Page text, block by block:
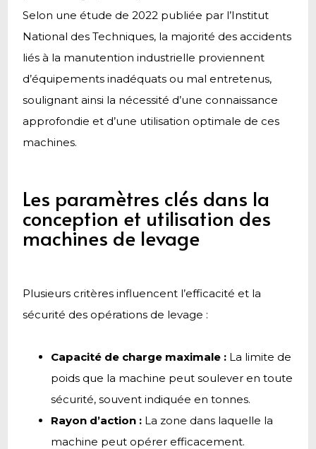
Selon une étude de 2022 publiée par l’Institut
National des Techniques, la majorité des accidents
liés à la manutention industrielle proviennent
d’équipements inadéquats ou mal entretenus,
soulignant ainsi la nécessité d’une connaissance
approfondie et d’une utilisation optimale de ces
machines.
Les paramètres clés dans la
conception et utilisation des
machines de levage
Plusieurs critères influencent l’efficacité et la
sécurité des opérations de levage :
Capacité de charge maximale : La limite de
poids que la machine peut soulever en toute
sécurité, souvent indiquée en tonnes.
Rayon d’action : La zone dans laquelle la
machine peut opérer efficacement.